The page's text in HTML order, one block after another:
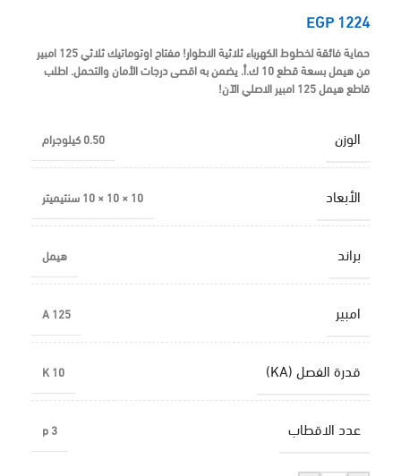
EGP1224
حماية فائقة لخطوط الكهرباء ثلاثية الاطوار!مفتاح اوتوماتيك ثلاثي 125 امبير
منهيملبسعة قطع 10 ك.أ. يضمن به اقصى درجات الأمان والتحمل.
اطلب
قاطع هيمل 125 امبير الاصلي الآن!
الوزن 0.50 كيلوجرام
الأبعاد 10 × 10 × 10 سنتيميتر
براند هيمل
امبير 125 A
قدرة الفصل (KA) 10 K
عدد الاقطاب 3 p